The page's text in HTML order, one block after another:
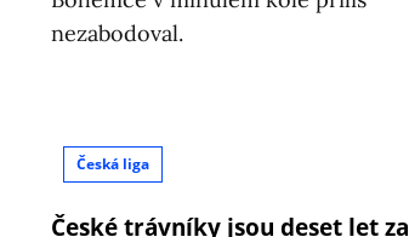
Česká liga
České trávníky jsou deset let za